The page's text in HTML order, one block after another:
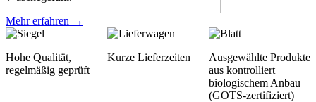
Mehr erfahren →
Hohe Qualität,
regelmäßig geprüft
Kurze Lieferzeiten
Ausgewählte Produkte
aus kontrolliert
biologischem Anbau
(GOTS-zertifiziert)